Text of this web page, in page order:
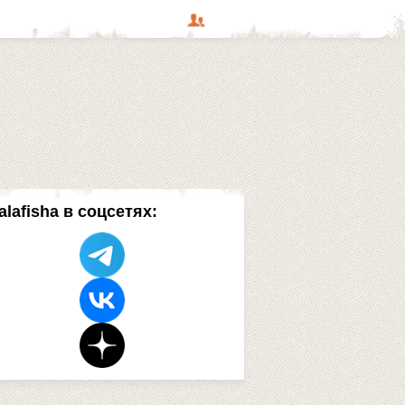
в соцсетях: